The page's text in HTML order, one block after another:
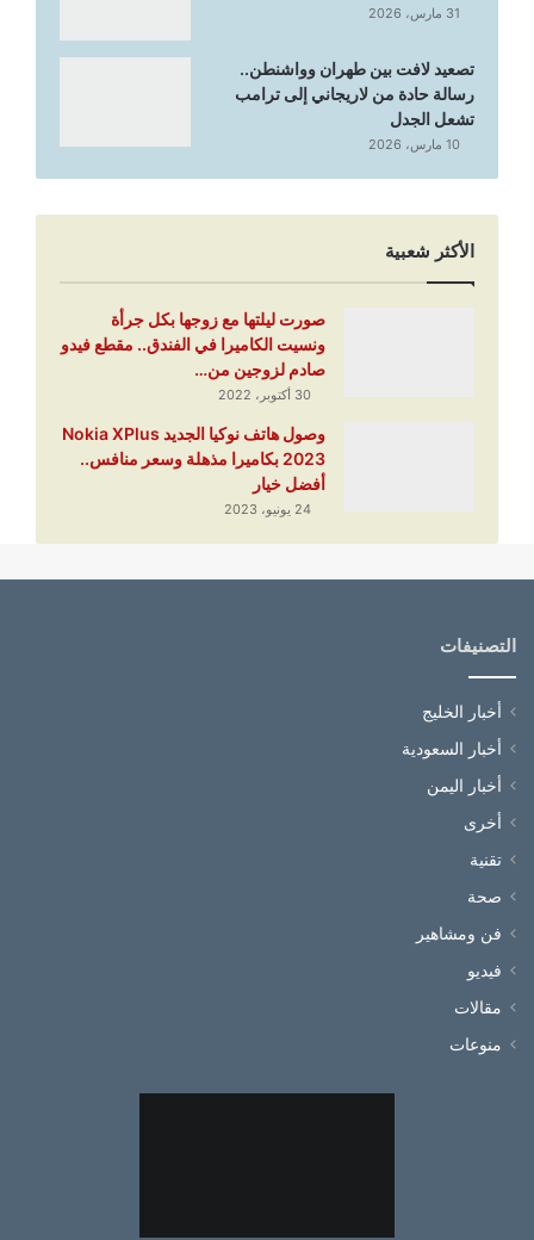
31 مارس، 2026
تصعيد لافت بين طهران وواشنطن..
رسالة حادة من لاريجاني إلى ترامب
تشعل الجدل
10 مارس، 2026
الأكثر شعبية
صورت ليلتها مع زوجها بكل جرأة
ونسيت الكاميرا في الفندق.. مقطع فيدو
صادم لزوجين من…
30 أكتوبر، 2022
وصول هاتف نوكيا الجديد Nokia XPlus
2023 بكاميرا مذهلة وسعر منافس..
أفضل خيار
24 يونيو، 2023
التصنيفات
أخبار الخليج
أخبار السعودية
أخبار اليمن
أخرى
تقنية
صحة
فن ومشاهير
فيديو
مقالات
منوعات